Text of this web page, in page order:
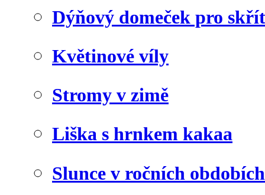
Dýňový domeček pro
Květinové víly
Stromy v zimě
Liška s hrnkem kakaa
Slunce v ročních obdobích